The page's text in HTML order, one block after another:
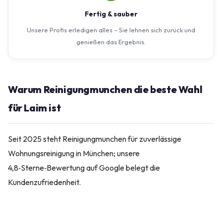
Fertig & sauber
Unsere Profis erledigen alles – Sie lehnen sich zurück und
genießen das Ergebnis.
Warum Reinigungmunchen die beste Wahl
für Laim ist
Seit 2025 steht Reinigungmunchen für zuverlässige
Wohnungsreinigung in München; unsere
4,8‑Sterne‑Bewertung auf Google belegt die
Kundenzufriedenheit.